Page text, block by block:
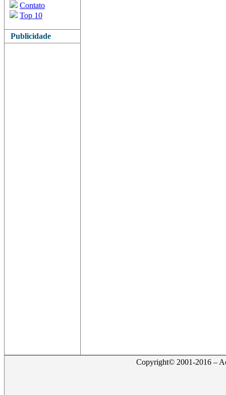
Contato
Top 10
Publicidade
Copyright© 2001-2016 –